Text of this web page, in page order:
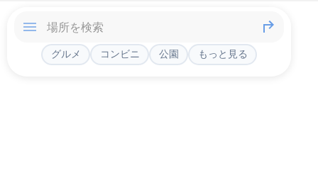
グルメ コンビニ 公園 もっと見る